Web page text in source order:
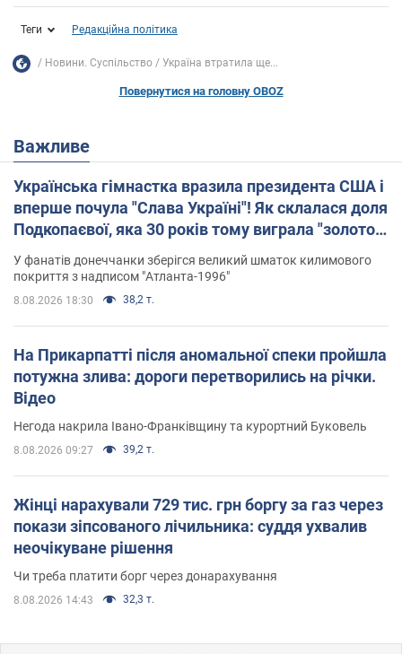
Теги Редакційна політика
Новини. Суспільство Україна втратила ще...
Повернутися на головну OBOZ
Важливе
Українська гімнастка вразила президента США і
вперше почула "Слава Україні"! Як склалася доля
Подкопаєвої, яка 30 років тому виграла "золото"
Олімпіади
У фанатів донеччанки зберігся великий шматок килимового
покриття з надписом "Атланта-1996"
8.08.2026 18:30 38,2 т.
На Прикарпатті після аномальної спеки пройшла
потужна злива: дороги перетворились на річки.
Відео
Негода накрила Івано-Франківщину та курортний Буковель
8.08.2026 09:27 39,2 т.
Жінці нарахували 729 тис. грн боргу за газ через
покази зіпсованого лічильника: суддя ухвалив
неочікуване рішення
Чи треба платити борг через донарахування
8.08.2026 14:43 32,3 т.